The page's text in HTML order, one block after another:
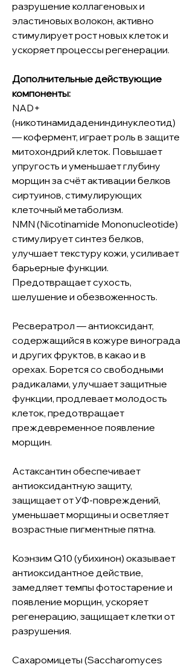
разрушение коллагеновых и
эластиновых волокон, активно
стимулирует рост новых клеток и
ускоряет процессы регенерации.
Дополнительные действующие
компоненты:
NAD+
(никотинамидадениндинуклеотид)
— кофермент, играет роль в защите
митохондрий клеток. Повышает
упругость и уменьшает глубину
морщин за счёт активации белков
сиртуинов, стимулирующих
клеточный метаболизм.
NMN (Nicotinamide Mononucleotide)
стимулирует синтез белков,
улучшает текстуру кожи, усиливает
барьерные функции.
Предотвращает сухость,
шелушение и обезвоженность.
Ресвератрол — антиоксидант,
содержащийся в кожуре винограда
и других фруктов, в какао и в
орехах. Борется со свободными
радикалами, улучшает защитные
функции, продлевает молодость
клеток, предотвращает
преждевременное появление
морщин.
Астаксантин обеспечивает
антиоксидантную защиту,
защищает от УФ-повреждений,
уменьшает морщины и осветляет
возрастные пигментные пятна.
Коэнзим Q10 (убихинон) оказывает
антиоксидантное действие,
замедляет темпы фотостарение и
появление морщин, ускоряет
регенерацию, защищает клетки от
разрушения.
Сахаромицеты (Saccharomyces